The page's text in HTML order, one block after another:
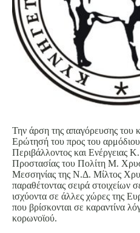
Την άρση της απαγόρευσης του
Ερώτησή του προς του
Περιβάλλοντος και Ενέργειας
Προστασίας του Πολίτη Μ.
Μεσσηνίας της Ν.Δ. Μίλτος
παραθέτοντας σειρά στοιχείων
ισχύοντα σε άλλες χώρες της
που βρίσκονται σε καραντίνα
κορωνοϊού.